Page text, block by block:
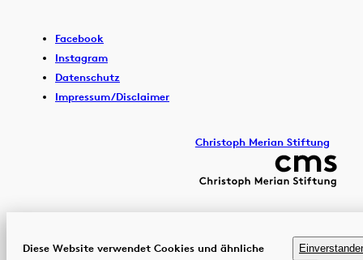
Facebook
Instagram
Datenschutz
Impressum/Disclaimer
Christoph Merian Stiftung
Diese Website verwendet Cookies und ähnliche